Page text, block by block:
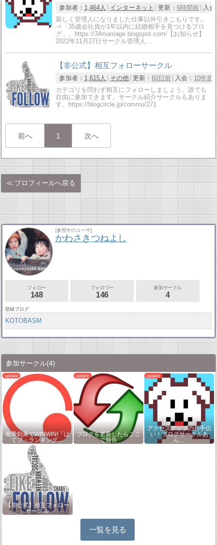
参加者： 1,464人 インターネット 更新： 6時間前
入会
新しく管理人になりました仕事以外引きこもりです。
⇒「35歳会社員が1年以内に結婚相手を見つけるブロ
グ」。https://34marriage.blogspot.com/【お知らせ】
2022年11月27日サークル管理人…
【非公式】相互フォローサークル
参加者： 1,615人 その他 更新： 60日前 入会： 10年前
カテゴリを問わず相互にフォローしましょう。誰でも
自由に参加できます。サークル紹介サークルもありま
す。https://blogcircle.jp/commu/271
前へ 1 次へ
プロフィールへ戻る
[参照中のユーザ]
かわさきつねよし
フォロー
148
フォロワー
146
参加サークル
4
登録ブログ
KOTOBASM
参加サークル(4)
相乗効果でWINWIN!「は
てブ・ランキング…
ブログを更新したらここ
で報告
アクセスアップのお手伝
い！ブログサークルあ
ん…
【非公式】相互フォロー
サークル
一覧を見る